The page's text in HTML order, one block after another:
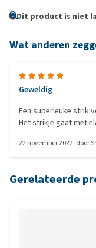
Dit product is niet
Wat anderen
Geweldig
Een superleuke strik
Het strikje gaat met
22 november 2022, door
Gerelateerde